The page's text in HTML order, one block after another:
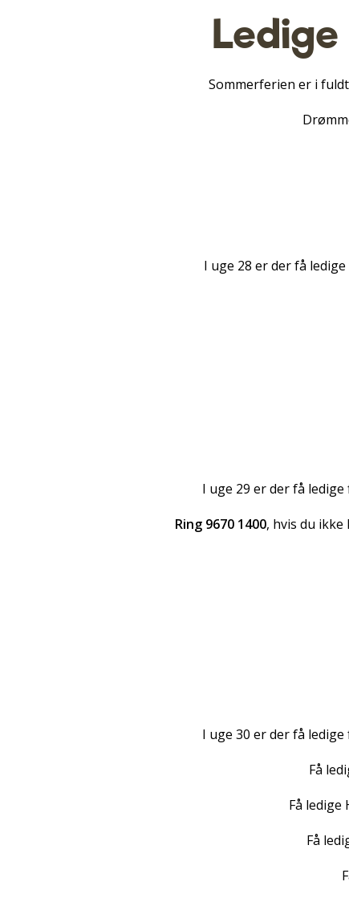
Sommerferien er i
I uge 28 er der få
I uge 29 er der få
Ring 9670 1400, hvis du
I uge 30 er der få
Få
Få ledige
Få